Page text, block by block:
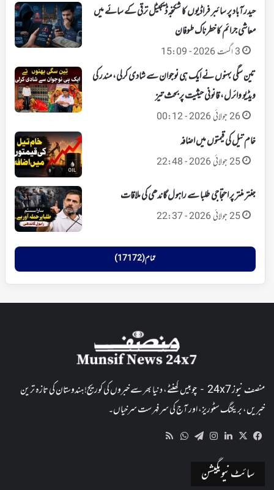
حیدرآباد پر سائبر فراڈیوں کا شکنجہ‘ ڈیجیٹل ترقی کے سائے میں
معاشی جرائم کا خطرناک طوفان
3 اگست 2026 - 15:09
تین سگی بہنوں نے ایک ہی نوجوان سے شادی کرلی، مندر کی
ویڈیو وائرل، قانونی حیثیت پر بحث تیز
26 جولائی 2026 - 00:12
خام تیل کی قیمتوں میں اضافہ
25 جولائی 2026 - 22:48
جنتر منتر پر احتجاجی طلبا سے راہول گاندھی کی ملاقات
25 جولائی 2026 - 22:37
تمام (17172)
منصف نیوز 24x7 - چوبیس گھنٹے، دنیا بھر سے خبروں کی کوریج! ہندوستان کی تازہ ترین
خبریں، بریکنگ سٹوریز، اور آج کی سرفہرست سرخیاں۔
Facebook
X
LinkedIn
Instagram
Telegram
WhatsApp
سائٹ نیویگیشن